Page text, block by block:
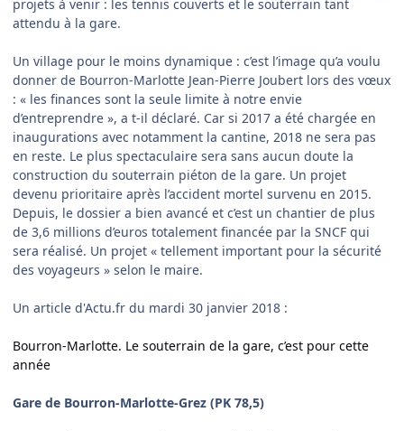
projets à venir : les tennis couverts et le souterrain tant
attendu à la gare.
Un village pour le moins dynamique : c’est l’image qu’a voulu
donner de Bourron-Marlotte Jean-Pierre Joubert lors des vœux
: « les finances sont la seule limite à notre envie
d’entreprendre », a t-il déclaré. Car si 2017 a été chargée en
inaugurations avec notamment la cantine, 2018 ne sera pas
en reste. Le plus spectaculaire sera sans aucun doute la
construction du souterrain piéton de la gare. Un projet
devenu prioritaire après l’accident mortel survenu en 2015.
Depuis, le dossier a bien avancé et c’est un chantier de plus
de 3,6 millions d’euros totalement financée par la SNCF qui
sera réalisé. Un projet « tellement important pour la sécurité
des voyageurs » selon le maire.
Un article d'Actu.fr du mardi 30 janvier 2018 :
Bourron-Marlotte. Le souterrain de la gare, c’est pour cette
année
Gare de Bourron-Marlotte-Grez (PK 78,5)